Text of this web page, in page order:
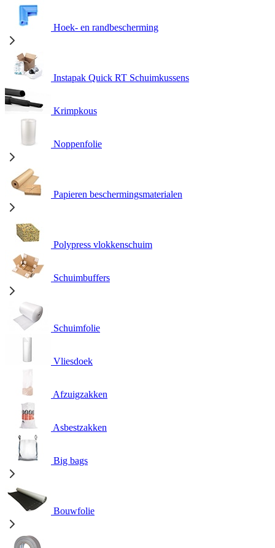
Hoek- en randbescherming
Instapak Quick RT Schuimkussens
Krimpkous
Noppenfolie
Papieren beschermingsmaterialen
Polypress vlokkenschuim
Schuimbuffers
Schuimfolie
Vliesdoek
Afzuigzakken
Asbestzakken
Big bags
Bouwfolie